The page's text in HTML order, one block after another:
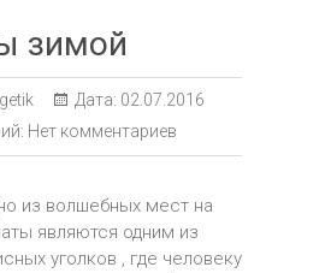
зимой
Дата: 02.07.2016
Нет комментариев
из волшебных мест на
являются одним из
уголков , где человеку